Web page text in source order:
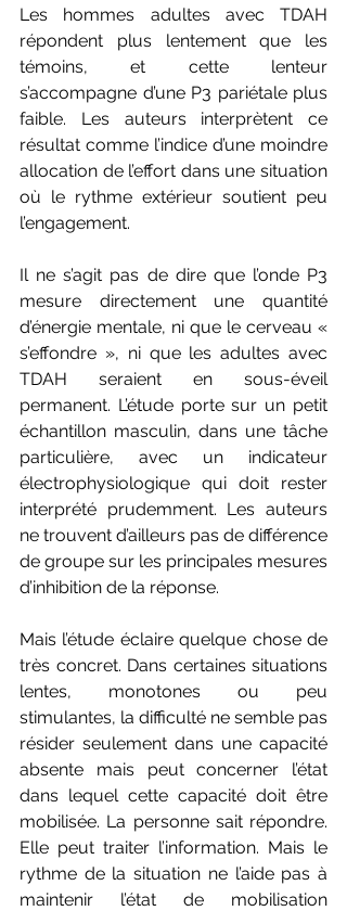
Les hommes adultes avec TDAH
répondent plus lentement que les
témoins, et cette lenteur
s’accompagne d’une P3 pariétale plus
faible. Les auteurs interprètent ce
résultat comme l’indice d’une moindre
allocation de l’effort dans une situation
où le rythme extérieur soutient peu
l’engagement.
Il ne s’agit pas de dire que l’onde P3
mesure directement une quantité
d’énergie mentale, ni que le cerveau «
s’effondre », ni que les adultes avec
TDAH seraient en sous-éveil
permanent. L’étude porte sur un petit
échantillon masculin, dans une tâche
particulière, avec un indicateur
électrophysiologique qui doit rester
interprété prudemment. Les auteurs
ne trouvent d’ailleurs pas de différence
de groupe sur les principales mesures
d’inhibition de la réponse.
Mais l’étude éclaire quelque chose de
très concret. Dans certaines situations
lentes, monotones ou peu
stimulantes, la difficulté ne semble pas
résider seulement dans une capacité
absente mais peut concerner l’état
dans lequel cette capacité doit être
mobilisée. La personne sait répondre.
Elle peut traiter l’information. Mais le
rythme de la situation ne l’aide pas à
maintenir l’état de mobilisation